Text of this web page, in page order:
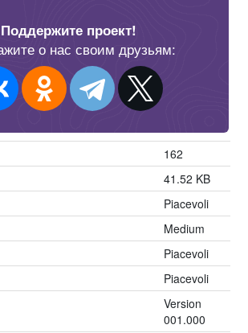
Поддержите проект!
о нас своим друзьям:
162
41.52 KB
Piacevoli
Medium
Piacevoli
Piacevoli
Version
001.000